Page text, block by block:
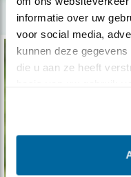
informatie over uw
voor social media,
kunnen deze
die u aan ze heeft